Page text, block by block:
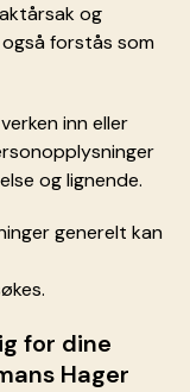
og
forstås som
inn eller
og lignende.
generelt kan
for dine
Hager